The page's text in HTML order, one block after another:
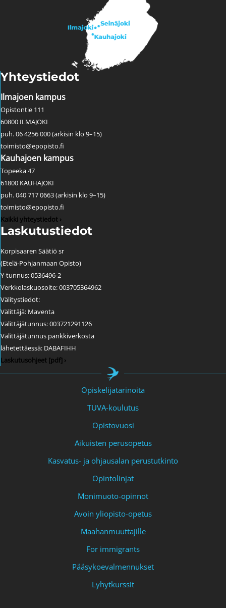
Yhteystiedot
Ilmajoen kampus
Opistontie 111
60800 ILMAJOKI
puh. 06 4256 000 (arkisin klo 9–15)
toimisto@epopisto.fi
Kauhajoen kampus
Topeeka 47
61800 KAUHAJOKI
puh. 040 717 0663 (arkisin klo 9–15)
toimisto@epopisto.fi
Kaikki yhteystiedot ›
Laskutustiedot
Korpisaaren Säätiö sr
(Etelä-Pohjanmaan Opisto)
Y-tunnus: 0536496-2
Verkkolaskuosoite: 003705364962
Välitystiedot:
Välittäjä: Maventa
Välittäjätunnus: 003721291126
Välittäjätunnus pankkiverkosta
lähetettäessä: DABAFIHH
Laskutusohjeet [pdf] ›
Opiskelijatarinoita
TUVA-koulutus
Opistovuosi
Aikuisten perusopetus
Kasvatus- ja ohjausalan perustutkinto
Opintolinjat
Monimuoto-opinnot
Avoin yliopisto-opetus
Maahanmuuttajille
For immigrants
Pääsykoevalmennukset
Lyhytkurssit